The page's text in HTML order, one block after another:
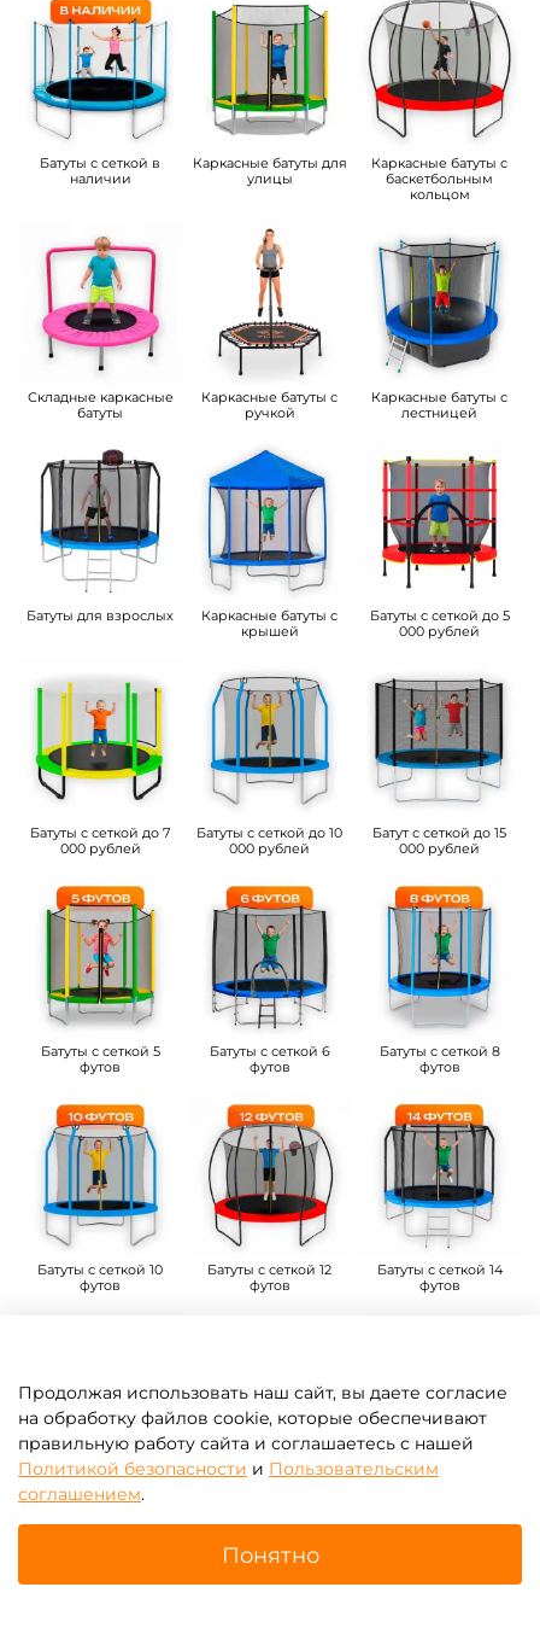
Батуты с сеткой в
наличии
Каркасные батуты для
улицы
Каркасные батуты с
баскетбольным
кольцом
Складные каркасные
батуты
Каркасные батуты с
ручкой
Каркасные батуты с
лестницей
Батуты для взрослых
Каркасные батуты с
крышей
Батуты с сеткой до 5
000 рублей
Батуты с сеткой до 7
000 рублей
Батуты с сеткой до 10
000 рублей
Батут с сеткой до 15
000 рублей
Батуты с сеткой 5
футов
Батуты с сеткой 6
футов
Батуты с сеткой 8
футов
Батуты с сеткой 10
футов
Батуты с сеткой 12
футов
Батуты с сеткой 14
футов
Батуты с сеткой 16
футов
Продолжая использовать наш сайт, вы даете согласие
на обработку файлов cookie, которые обеспечивают
правильную работу сайта и соглашаетесь с нашей
Политикой безопасности и Пользовательским
соглашением.
Понятно